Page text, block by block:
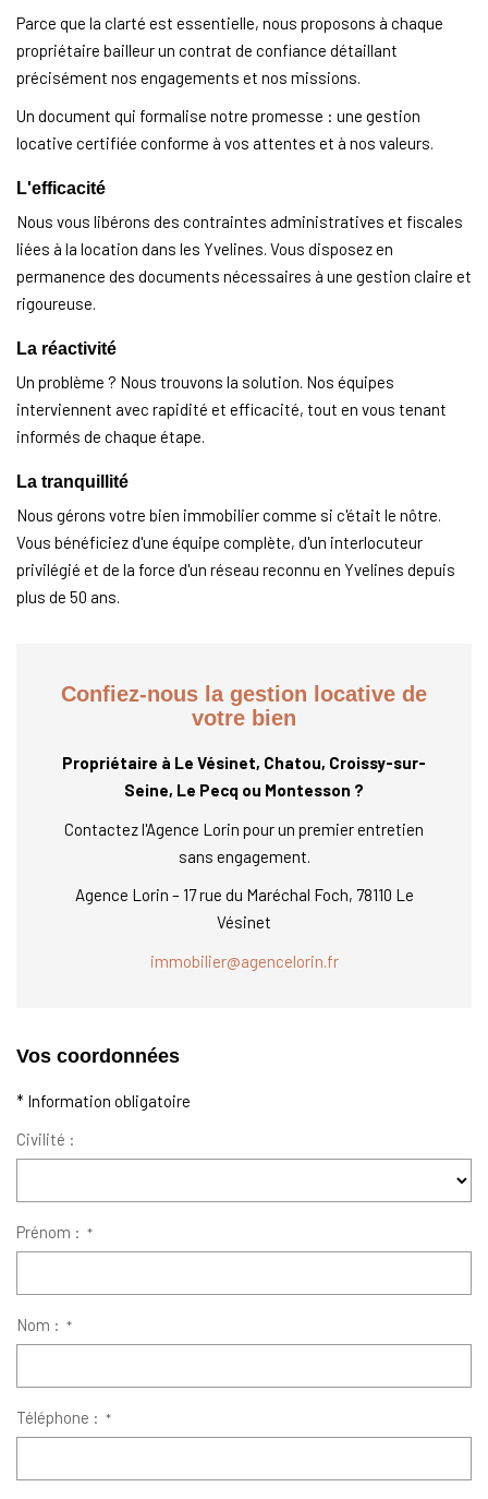
Parce que la clarté est essentielle, nous proposons à chaque
propriétaire bailleur un contrat de confiance détaillant
précisément nos engagements et nos missions.
Un document qui formalise notre promesse : une gestion
locative certifiée conforme à vos attentes et à nos valeurs.
L'efficacité
Nous vous libérons des contraintes administratives et fiscales
liées à la location dans les Yvelines. Vous disposez en
permanence des documents nécessaires à une gestion claire et
rigoureuse.
La réactivité
Un problème ? Nous trouvons la solution. Nos équipes
interviennent avec rapidité et efficacité, tout en vous tenant
informés de chaque étape.
La tranquillité
Nous gérons votre bien immobilier comme si c'était le nôtre.
Vous bénéficiez d'une équipe complète, d'un interlocuteur
privilégié et de la force d'un réseau reconnu en Yvelines depuis
plus de 50 ans.
Confiez-nous la gestion locative de
votre bien
Propriétaire à Le Vésinet, Chatou, Croissy-sur-
Seine, Le Pecq ou Montesson ?
Contactez l'Agence Lorin pour un premier entretien
sans engagement.
Agence Lorin – 17 rue du Maréchal Foch, 78110 Le
Vésinet
immobilier@agencelorin.fr
Vos coordonnées
* Information obligatoire
Civilité :
Prénom : *
Nom : *
Téléphone : *